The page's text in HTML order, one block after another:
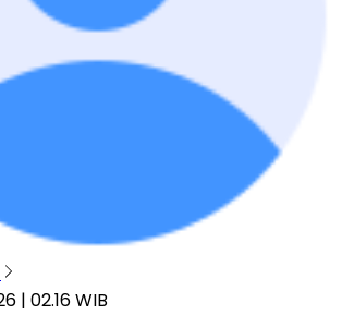
| 02.16 WIB